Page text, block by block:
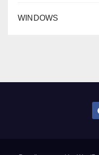
WINDOWS